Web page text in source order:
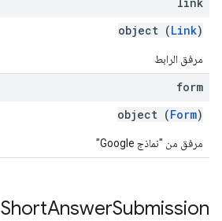
object (Link)
مرفق الرابط
form
object (Form)
مرفق من "نماذج Google"
ShortAnswerSubmission